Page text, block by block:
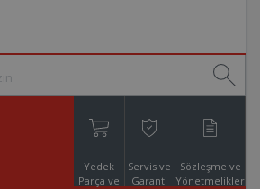
Yedek
Parça ve
Servis ve
Garanti
Sözleşme ve
Yönetmelikler